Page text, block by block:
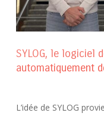
SYLOG, le logiciel
automatiquement
L’idée de SYLOG